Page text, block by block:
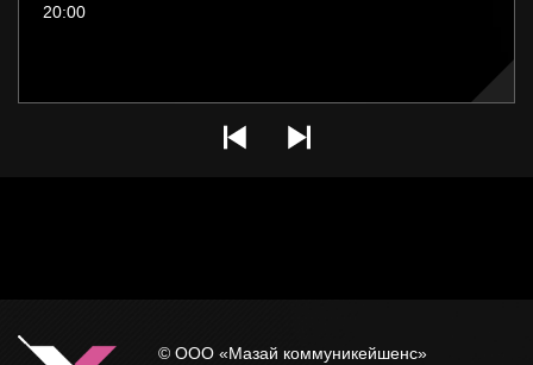
20:00
© ООО «Мазай коммуникейшенс»